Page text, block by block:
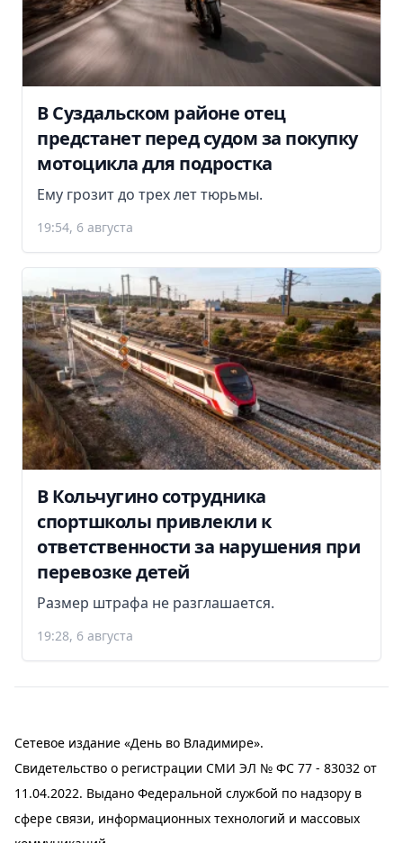
В Суздальском районе отец
предстанет перед судом за покупку
мотоцикла для подростка
Ему грозит до трех лет тюрьмы.
19:54, 6 августа
В Кольчугино сотрудника
спортшколы привлекли к
ответственности за нарушения при
перевозке детей
Размер штрафа не разглашается.
19:28, 6 августа
Сетевое издание «День во Владимире».
Свидетельство о регистрации СМИ ЭЛ № ФС 77 - 83032 от
11.04.2022. Выдано Федеральной службой по надзору в
сфере связи, информационных технологий и массовых